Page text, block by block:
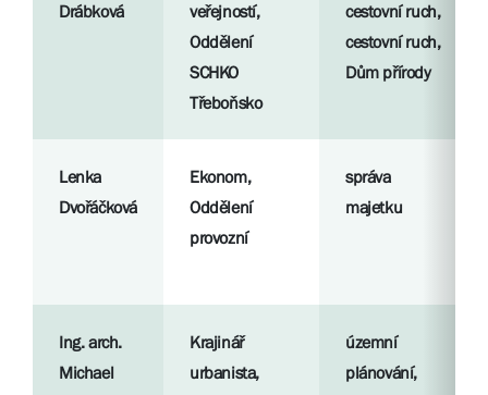
Drábková
veřejností,
Oddělení
SCHKO
Třeboňsko
cestovní ruch,
cestovní ruch,
Dům přírody
Lenka
Dvořáčková
Ekonom,
Oddělení
provozní
správa
majetku
Ing. arch.
Michael
Krajinář
urbanista,
územní
plánování,